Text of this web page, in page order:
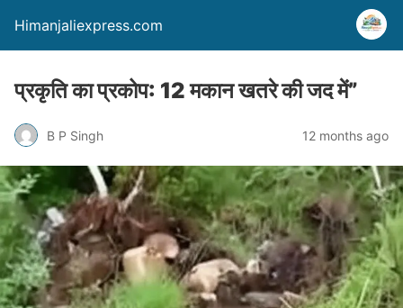
Himanjaliexpress.com
प्रकृति का प्रकोप: 12 मकान खतरे की जद में”
B P Singh 12 months ago